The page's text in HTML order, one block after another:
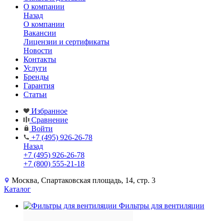
О компании
Назад
О компании
Вакансии
Лицензии и сертификаты
Новости
Контакты
Услуги
Бренды
Гарантия
Статьи
Избранное
Сравнение
Войти
+7 (495) 926-26-78
Назад
+7 (495) 926-26-78
+7 (800) 555-21-18
Москва, Спартаковская площадь, 14, стр. 3
Каталог
Фильтры для вентиляции